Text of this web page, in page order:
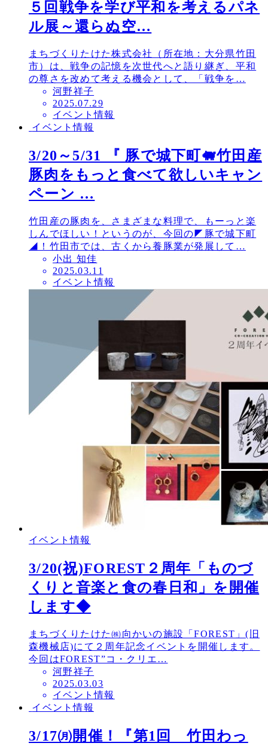
５回戦争を学び平和を考えるパネ
ル展～還らぬ空…
まちづくりたけた株式会社（所在地：大分県竹田
市）は、戦争の記憶を次世代へと語り継ぎ、平和
の尊さを改めて考える機会として、「戦争を…
河野祥子
投
稿
日
2025.07.29
イベント情報
イベント情報
3/20～5/31 『 豚で城下町🐖竹田産
豚肉をもっと食べて欲しいキャン
ペーン …
竹田産の豚肉を、さまざまな料理で、もーっと楽
しんでほしい！というのが、今回の◤豚で城下町
◢！竹田市では、古くから養豚業が発展して…
小出 知佳
投
稿
2025.03.11
イベント情報
イベント情報
3/20(祝)FOREST２周年「ものづ
くりと音楽と食の春日和」を開催
します◆
まちづくりたけた㈱向かいの施設「FOREST」(旧
森機械店)にて２周年記念イベントを開催します。
今回はFOREST”コ・クリエ…
河野祥子
投
稿
日
2025.03.03
イベント情報
イベント情報
3/17㈪開催！『第1回 竹田わっ